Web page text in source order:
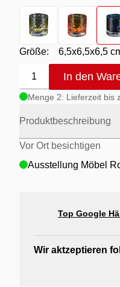
Farbton
- Khaki
Farbton -
Größe: 6,5x6,5x6,5
1 In den
Menge 2: Lieferzeit bis
Produktbeschreibung
Vor Ort besichtigen
Ausstellung Möbel
Ausstellung Rogg &
Ausstellung Möbel
Top Google
Wir aktzeptieren